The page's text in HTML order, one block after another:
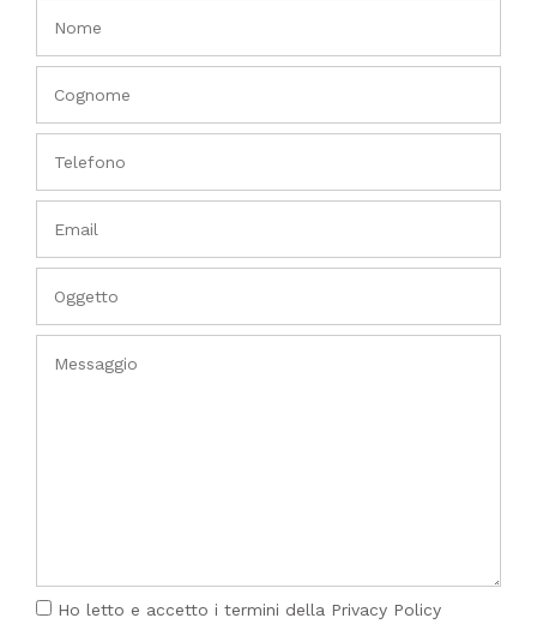
Ho letto e accetto i termini della Privacy Policy